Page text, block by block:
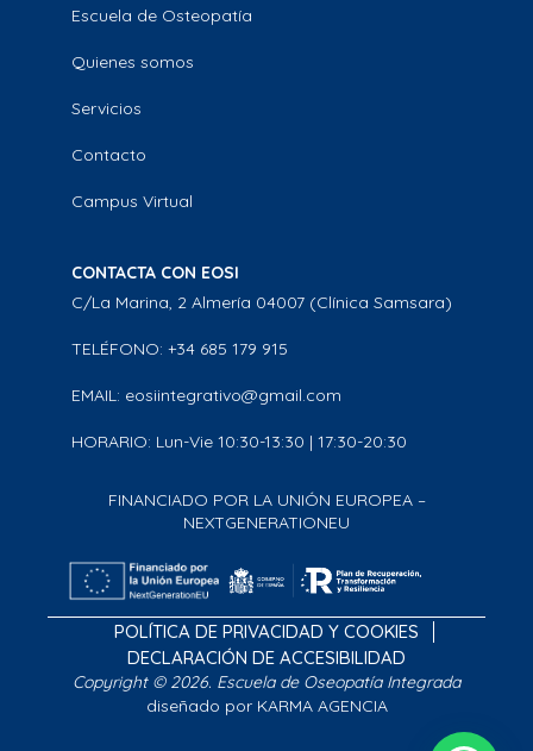
Escuela de Osteopatía
Quienes somos
Servicios
Contacto
Campus Virtual
CONTACTA CON EOSI
C/La Marina, 2 Almería 04007 (Clínica Samsara)
TELÉFONO: +34 685 179 915
EMAIL: eosiintegrativo@gmail.com
HORARIO: Lun-Vie 10:30-13:30 | 17:30-20:30
FINANCIADO POR LA UNIÓN EUROPEA –
NEXTGENERATIONEU
POLÍTICA DE PRIVACIDAD Y COOKIES
DECLARACIÓN DE ACCESIBILIDAD
Copyright © 2026. Escuela de Oseopatía Integrada
diseñado por KARMA AGENCIA